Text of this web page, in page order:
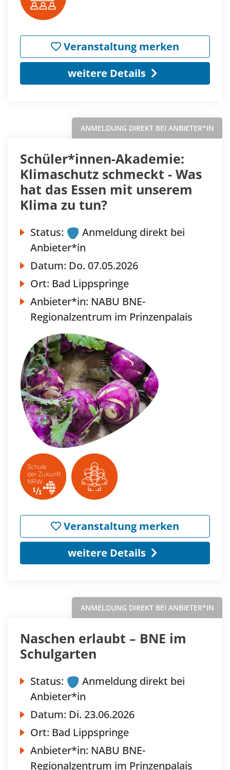
Veranstaltung merken
weitere Details
ANMELDUNG DIREKT BEI ANBIETER*IN
Schüler*innen-Akademie:
Klimaschutz schmeckt - Was
hat das Essen mit unserem
Klima zu tun?
Status:
Anmeldung direkt bei
Anbieter*in
Datum: Do. 07.05.2026
Ort: Bad Lippspringe
Anbieter*in: NABU BNE-
Regionalzentrum im Prinzenpalais
Veranstaltung merken
weitere Details
ANMELDUNG DIREKT BEI ANBIETER*IN
Naschen erlaubt – BNE im
Schulgarten
Status:
Anmeldung direkt bei
Anbieter*in
Datum: Di. 23.06.2026
Ort: Bad Lippspringe
Anbieter*in: NABU BNE-
Regionalzentrum im Prinzenpalais